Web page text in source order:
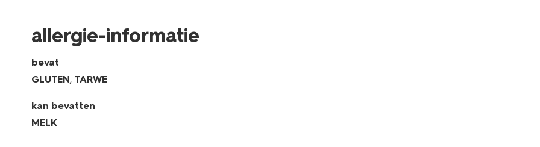
allergie-informatie
bevat
GLUTEN, TARWE
kan bevatten
MELK